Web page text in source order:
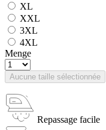
XL
XXL
3XL
4XL
Menge
Aucune taille sélectionnée
Repassage facile